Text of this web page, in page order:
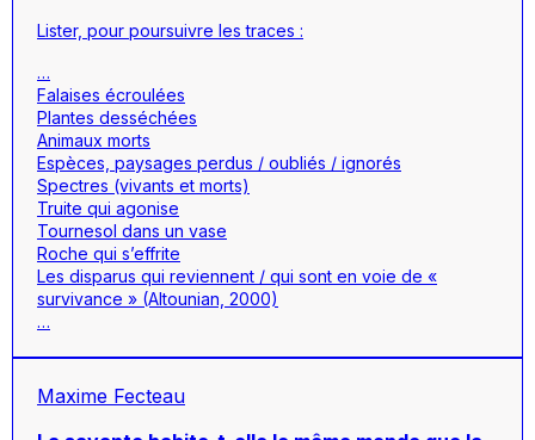
Lister, pour poursuivre les traces :
…
Falaises écroulées
Plantes desséchées
Animaux morts
Espèces, paysages perdus / oubliés / ignorés
Spectres (vivants et morts)
Truite qui agonise
Tournesol dans un vase
Roche qui s’effrite
Les disparus qui reviennent / qui sont en voie de «
survivance » (Altounian, 2000)
…
Maxime Fecteau